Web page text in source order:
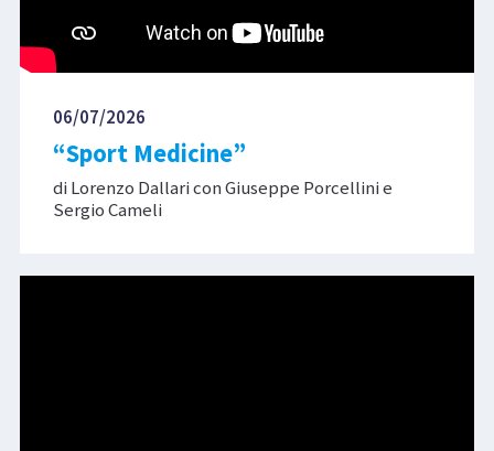
06/07/2026
“Sport Medicine”
di Lorenzo Dallari con Giuseppe Porcellini e
Sergio Cameli